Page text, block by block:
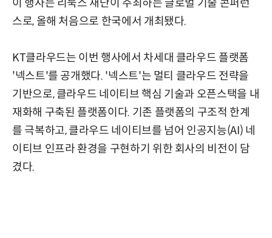
이 행사는 리눅스 재단이 주최하는 글로벌 기술 콘퍼런
스로, 올해 처음으로 한국에서 개최됐다.
KT클라우드는 이번 행사에서 차세대 클라우드 플랫폼
'넥스트'를 공개했다. '넥스트'는 멀티 클라우드 전략을
기반으로, 클라우드 네이티브 핵심 기술과 오픈스택을 내
재화해 구축된 플랫폼이다. 기존 플랫폼의 구조적 한계
를 극복하고, 클라우드 네이티브를 넘어 인공지능(AI) 네
이티브 인프라 환경을 구현하기 위한 회사의 비전이 담
겼다.